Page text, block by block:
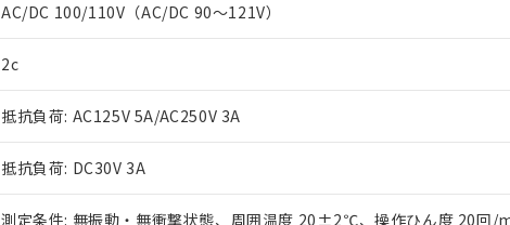
AC/DC 100/110V（AC/DC 90～121V）
2c
抵抗負荷: AC125V 5A/AC250V 3A
抵抗負荷: DC30V 3A
測定条件: 無振動・無衝撃状態、周囲温度 20±2℃、操作ひん度 20回/
以下の条件をお読みいただき、同意のうえご利用ください。
本サービスは、当社制御機器事業取扱商品の当社在庫状況お
くものです。
対応予定：EU RoHS指令（10物質）の非含有に対応した製品に切り
対応予定なし：EU RoHS指令（10物質）の非含有に非対応の商品で
非該当品：ライセンス料など無形物で、有害物質有無と関係のない商
仕入先様の事情により、非含有部品としていたものが、含有品と判
*EU RoHS指令（10物質）：
鉛(Pb) 1000ppm以下、 水銀(Hg) 1000ppm以下、 カドミウム(Cd) 100ppm以下、
六価クロム(Cr(Ⅵ)) 1000ppm以下、ポリ臭化ビフェニル類(PBB) 1000ppm以下、ポリ
※1 中国RoHS○×表
「○」：最大均質材料含有率が中国RoHSの基準値以下であることを
「×」：最大均質材料含有率が中国RoHSの基準値を超えていること
「－」：未確認です。当社販売部門へお問い合わせください。
当社は、これら貴社製品のうち、外国為替および外国貿易法
記
説明